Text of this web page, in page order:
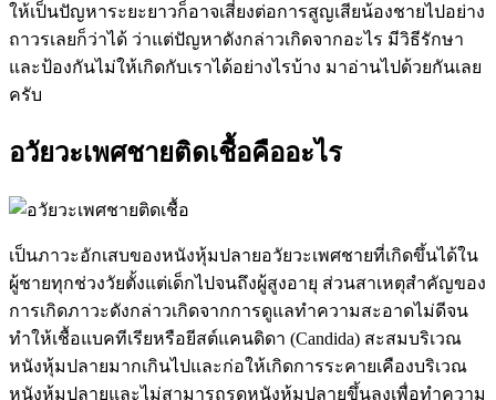
ให้เป็นปัญหาระยะยาวก็อาจเสี่ยงต่อการสูญเสียน้องชายไปอย่าง
ถาวรเลยก็ว่าได้ ว่าแต่ปัญหาดังกล่าวเกิดจากอะไร มีวิธีรักษา
และป้องกันไม่ให้เกิดกับเราได้อย่างไรบ้าง มาอ่านไปด้วยกันเลย
ครับ
อวัยวะเพศชายติดเชื้อคืออะไร
เป็นภาวะอักเสบของหนังหุ้มปลายอวัยวะเพศชายที่เกิดขึ้นได้ใน
ผู้ชายทุกช่วงวัยตั้งแต่เด็กไปจนถึงผู้สูงอายุ ส่วนสาเหตุสำคัญของ
การเกิดภาวะดังกล่าวเกิดจากการดูแลทำความสะอาดไม่ดีจน
ทำให้เชื้อแบคทีเรียหรือยีสต์แคนดิดา (Candida) สะสมบริเวณ
หนังหุ้มปลายมากเกินไปและก่อให้เกิดการระคายเคืองบริเวณ
หนังหุ้มปลายและไม่สามารถรูดหนังหุ้มปลายขึ้นลงเพื่อทำความ